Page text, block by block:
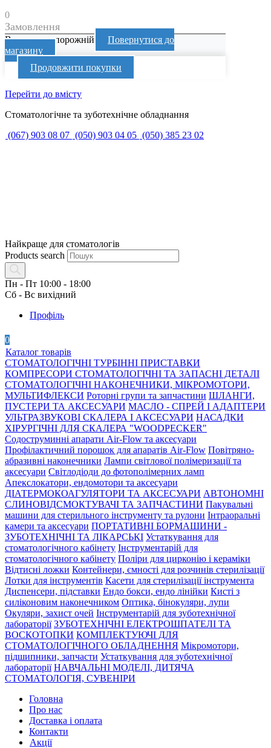
0
Замовлення
Ваш кошик порожній
Повернутися до
магазину
Продовжити покупки
Перейти до вмісту
Стоматологічне та зуботехнічне обладнання
(067) 903 08 07 (050) 903 04 05 (050) 385 23 02
Найкраще для стоматологів
Products search
Пн - Пт 10:00 - 18:00
Сб - Вс вихідний
Профіль
0
Каталог товарів
СТОМАТОЛОГІЧНІ ТУРБІННІ ПРИСТАВКИ
КОМПРЕСОРИ СТОМАТОЛОГІЧНІ ТА ЗАПАСНІ ДЕТАЛІ
СТОМАТОЛОГІЧНІ НАКОНЕЧНИКИ, МІКРОМОТОРИ,
МУЛЬТИФЛЕКСИ Роторні групи та запчастини ШЛАНГИ,
ПУСТЕРИ ТА АКСЕСУАРИ МАСЛО - СПРЕЙ І АДАПТЕРИ
УЛЬТРАЗВУКОВІ СКАЛЕРА І АКСЕСУАРИ НАСАДКИ
ХІРУРГІЧНІ ДЛЯ СКАЛЕРА "WOODPECKER"
Содоструминні апарати Air-Flow та аксесуари
Профілактичний порошок для апаратів Air-Flow Повітряно-
абразивні наконечники Лампи світлової полімеризації та
аксесуари Світлодіоди до фотополімерних ламп
Апекслокатори, ендомотори та аксесуари
ДІАТЕРМОКОАГУЛЯТОРИ ТА АКСЕСУАРИ АВТОНОМНІ
СЛИНОВІДСМОКТУВАЧІ ТА ЗАПЧАСТИНИ Пакувальні
машини для стерильного інструменту та рулони Інтраоральні
камери та аксесуари ПОРТАТИВНІ БОРМАШИНИ -
ЗУБОТЕХНІЧНІ ТА ЛІКАРСЬКІ Устаткування для
стоматологічного кабінету Інструментарій для
стоматологічного кабінету Поліри для цирконію і кераміки
Відтисні ложки Контейнери, ємності для розчинів стерилізації
Лотки для інструментів Касети для стерилізації інструмента
Диспенсери, підставки Ендо бокси, ендо лінійки Кисті з
силіконовим наконечником Оптика, бінокуляри, лупи
Окуляри, захист очей Інструментарій для зуботехнічної
лабораторії ЗУБОТЕХНІЧНІ ЕЛЕКТРОШПАТЕЛІ ТА
ВОСКОТОПКИ КОМПЛЕКТУЮЧІ ДЛЯ
СТОМАТОЛОГІЧНОГО ОБЛАДНЕННЯ Мікромотори,
підшипники, запчасти Устаткування для зуботехнічної
лабораторії НАВЧАЛЬНІ МОДЕЛІ, ДИТЯЧА
СТОМАТОЛОГІЯ, СУВЕНІРИ
Головна
Про нас
Доставка і оплата
Контакти
Акції